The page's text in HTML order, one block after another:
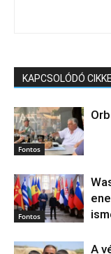
KAPCSOLÓDÓ
Fontos
Fontos
A